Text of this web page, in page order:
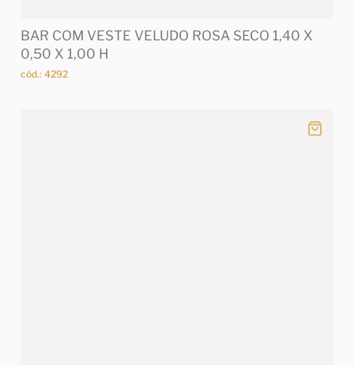
BAR COM VESTE VELUDO ROSA SECO 1,40 X
0,50 X 1,00 H
cód.: 4292